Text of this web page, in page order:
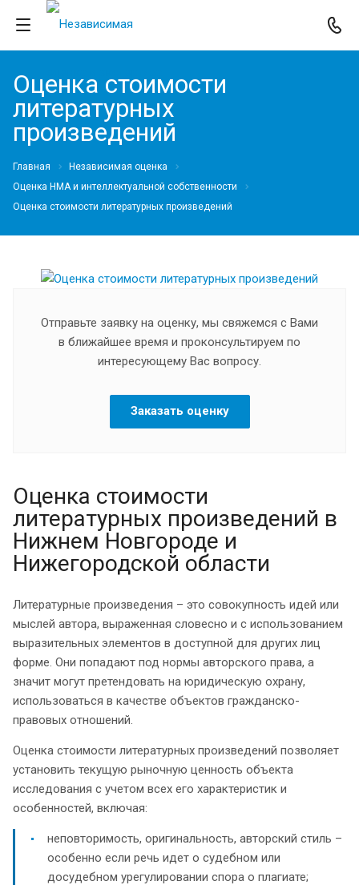
Оценка стоимости
литературных
произведений
Главная
Независимая оценка
Оценка НМА и интеллектуальной собственности
Оценка стоимости литературных произведений
Отправьте заявку на оценку, мы свяжемся с Вами
в ближайшее время и проконсультируем по
интересующему Вас вопросу.
Заказать оценку
Оценка стоимости
литературных произведений в
Нижнем Новгороде и
Нижегородской области
Литературные произведения – это совокупность идей или
мыслей автора, выраженная словесно и с использованием
выразительных элементов в доступной для других лиц
форме. Они попадают под нормы авторского права, а
значит могут претендовать на юридическую охрану,
использоваться в качестве объектов гражданско-
правовых отношений.
Оценка стоимости литературных произведений позволяет
установить текущую рыночную ценность объекта
исследования с учетом всех его характеристик и
особенностей, включая:
неповторимость, оригинальность, авторский стиль –
особенно если речь идет о судебном или
досудебном урегулировании спора о плагиате;